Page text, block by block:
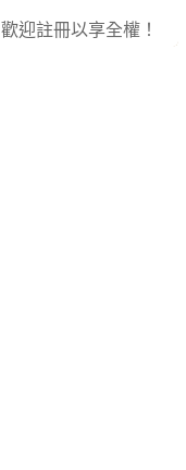
歡迎註冊以享全權！